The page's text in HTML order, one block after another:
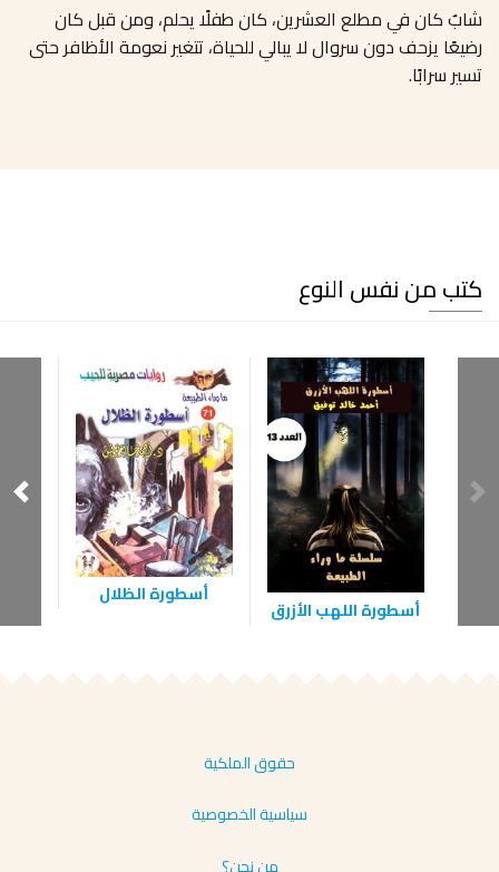
شابٌ كان في مطلع العشرين، كان طفلًا يحلم، ومن قبل كان
رضيعًا يزحف دون سروال لا يبالي للحياة، تتغير نعومة الأظافر حتى
تسير سرابًا.
كتب من نفس النوع
أسطورة اللهب الأزرق
أسطورة الظلال
حقوق الملكية
سياسية الخصوصية
من نحن؟